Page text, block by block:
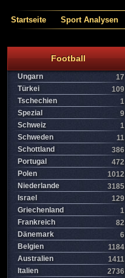
Startseite Sport Analysen
Football
Ungarn
17
Türkei
109
Tschechien
1
Spezial
9
Schweiz
1
Schweden
11
Schottland
386
Portugal
472
Polen
1012
Niederlande
3185
Israel
129
Griechenland
1
Frankreich
82
Dänemark
6
Belgien
1184
Australien
1411
Italien
2736